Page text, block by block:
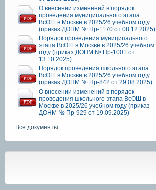
О внесении изменений в порядок
проведения муниципального этапа
ВсОШ в Москве в 2025/26 учебном году
(приказ ДОНМ № Пр-1170 от 08.12.2025)
Порядок проведения муниципального
этапа ВсОШ в Москве в 2025/26 учебном
году (приказ ДОНМ № Пр-1001 от
13.10.2025)
Порядок проведения школьного этапа
ВсОШ в Москве в 2025/26 учебном году
(приказ ДОНМ № Пр-842 от 29.08.2025)
О внесении изменений в порядок
проведения школьного этапа ВсОШ в
Москве в 2025/26 учебном году (приказ
ДОНМ № Пр-929 от 19.09.2025)
Все документы